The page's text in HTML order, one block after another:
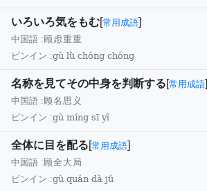
いろいろ気をもむ[常用成語]
中国語 : 顾虑重重
ピンイン :gù lǜ chóng chóng
名称を見てその中身を判断する[常用成語]
中国語 : 顾名思义
ピンイン :gù míng sī yì
全体に目を配る[常用成語]
中国語 : 顾全大局
ピンイン :gù quán dà jú